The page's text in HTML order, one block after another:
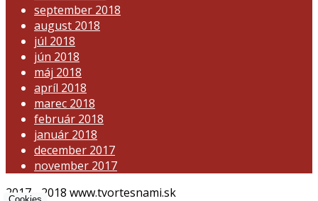
september 2018
august 2018
júl 2018
jún 2018
máj 2018
apríl 2018
marec 2018
február 2018
január 2018
december 2017
november 2017
2017 - 2018 www.tvortesnami.sk